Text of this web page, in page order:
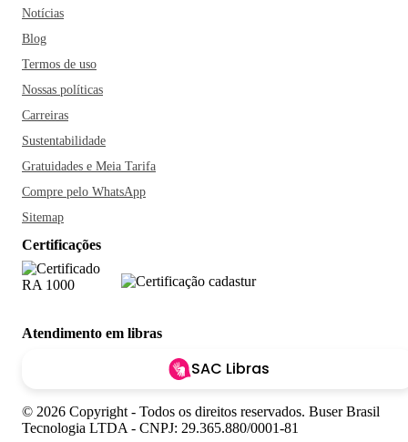
Notícias
Blog
Termos de uso
Nossas políticas
Carreiras
Sustentabilidade
Gratuidades e Meia Tarifa
Compre pelo WhatsApp
Sitemap
Certificações
Atendimento em libras
SAC Libras
© 2026 Copyright - Todos os direitos reservados. Buser Brasil
Tecnologia LTDA - CNPJ: 29.365.880/0001-81